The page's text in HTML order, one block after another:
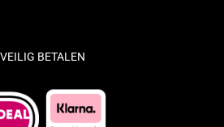
VEILIG BETALEN